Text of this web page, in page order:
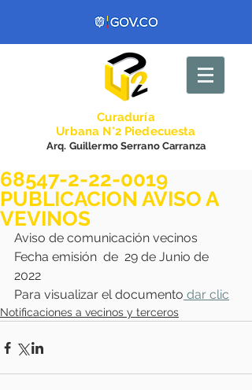
Curaduría
Urbana N°2 Piedecuesta
Arq. Guillermo Serrano Carranza
68547-2-22-0019
PUBLICACION AVISO A
VEVINOS
Aviso de comunicación vecinos
Fecha emisión  de  29 de Junio de
2022
Para visualizar el documento dar clic
Notificaciones a vecinos y terceros